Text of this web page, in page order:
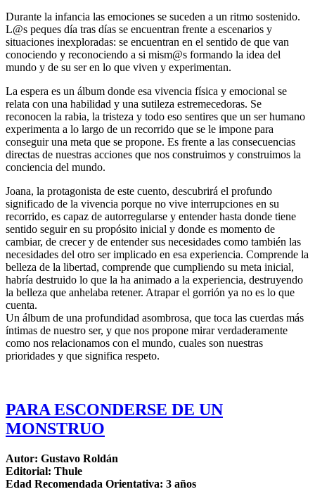
Durante la infancia las emociones se suceden a un ritmo sostenido.
L@s peques día tras días se encuentran frente a escenarios y
situaciones inexploradas: se encuentran en el sentido de que van
conociendo y reconociendo a si mism@s formando la idea del
mundo y de su ser en lo que viven y experimentan.
La espera es un álbum donde esa vivencia física y emocional se
relata con una habilidad y una sutileza estremecedoras. Se
reconocen la rabia, la tristeza y todo eso sentires que un ser humano
experimenta a lo largo de un recorrido que se le impone para
conseguir una meta que se propone. Es frente a las consecuencias
directas de nuestras acciones que nos construimos y construimos la
conciencia del mundo.
Joana, la protagonista de este cuento, descubrirá el profundo
significado de la vivencia porque no vive interrupciones en su
recorrido, es capaz de autorregularse y entender hasta donde tiene
sentido seguir en su propósito inicial y donde es momento de
cambiar, de crecer y de entender sus necesidades como también las
necesidades del otro ser implicado en esa experiencia. Comprende la
belleza de la libertad, comprende que cumpliendo su meta inicial,
habría destruido lo que la ha animado a la experiencia, destruyendo
la belleza que anhelaba retener. Atrapar el gorrión ya no es lo que
cuenta.
Un álbum de una profundidad asombrosa, que toca las cuerdas más
íntimas de nuestro ser, y que nos propone mirar verdaderamente
como nos relacionamos con el mundo, cuales son nuestras
prioridades y que significa respeto.
PARA ESCONDERSE DE UN
MONSTRUO
Autor: Gustavo Roldán
Editorial: Thule
Edad Recomendada Orientativa: 3 años